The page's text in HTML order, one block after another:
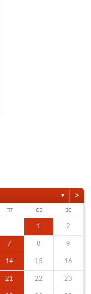
▼ >
ПТ СБ ВС
1 2
7 8 9
14 15 16
21 22 23